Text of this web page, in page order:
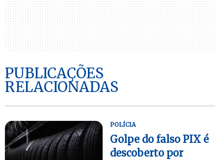
PUBLICAÇÕES
RELACIONADAS
POLÍCIA
Golpe do falso PIX é
descoberto por